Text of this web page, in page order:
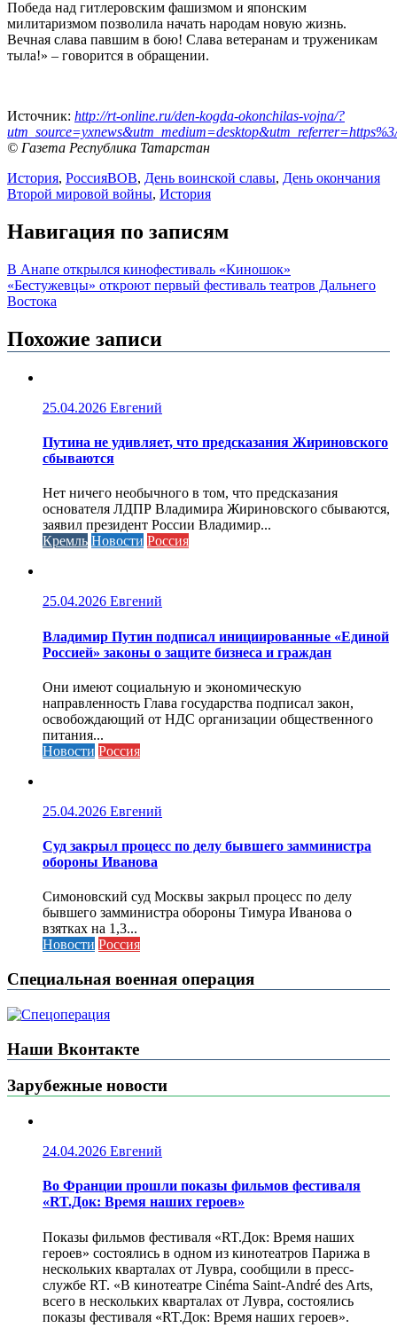
Победа над гитлеровским фашизмом и японским
милитаризмом позволила начать народам новую жизнь.
Вечная слава павшим в бою! Слава ветеранам и труженикам
тыла!» – говорится в обращении.
Источник: http://rt-online.ru/den-kogda-okonchilas-vojna/?
© Газета Республика Татарстан
История, РоссияВОВ, День воинской славы, День окончания
Второй мировой войны, История
Навигация по записям
В Анапе открылся кинофестиваль «Киношок»
«Бестужевцы» откроют первый фестиваль театров Дальнего
Востока
Похожие записи
25.04.2026 Евгений
Путина не удивляет, что предсказания Жириновского
сбываются
Нет ничего необычного в том, что предсказания
основателя ЛДПР Владимира Жириновского сбываются,
заявил президент России Владимир...
Кремль Новости Россия
25.04.2026 Евгений
Владимир Путин подписал инициированные «Единой
Россией» законы о защите бизнеса и граждан
Они имеют социальную и экономическую
направленность Глава государства подписал закон,
освобождающий от НДС организации общественного
питания...
Новости Россия
25.04.2026 Евгений
Cуд закрыл процесс по делу бывшего замминистра
обороны Иванова
Симоновский суд Москвы закрыл процесс по делу
бывшего замминистра обороны Тимура Иванова о
взятках на 1,3...
Новости Россия
Специальная военная операция
Наши Вконтакте
Зарубежные новости
24.04.2026 Евгений
Во Франции прошли показы фильмов фестиваля
«RT.Док: Время наших героев»
Показы фильмов фестиваля «RT.Док: Время наших
героев» состоялись в одном из кинотеатров Парижа в
нескольких кварталах от Лувра, сообщили в пресс-
службе RT. «В кинотеатре Cinéma Saint-André des Arts,
всего в нескольких кварталах от Лувра, состоялись
показы фестиваля «RT.Док: Время наших героев».